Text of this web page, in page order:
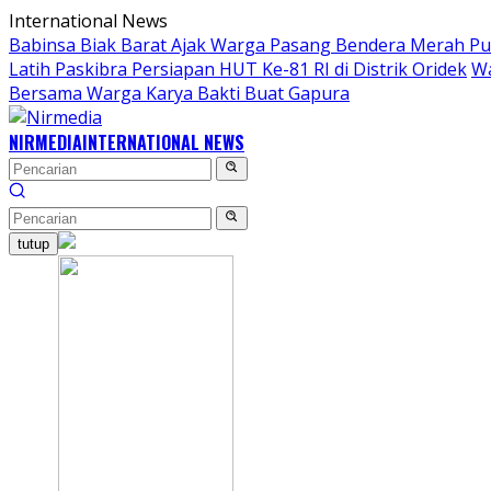
Langsung
ke
konten
International News
Babinsa Biak Barat Ajak Warga Pasang Bendera Merah
Latih Paskibra Persiapan HUT Ke-81 RI di Distrik Oridek
Bersama Warga Karya Bakti Buat Gapura
NIRMEDIAINTERNATIONAL NEWS
tutup